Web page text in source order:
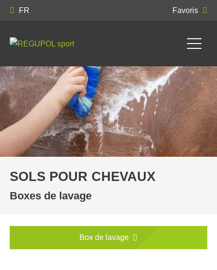
FR Favoris
SOLS POUR CHEVAUX
Boxes de lavage
Box de lavage